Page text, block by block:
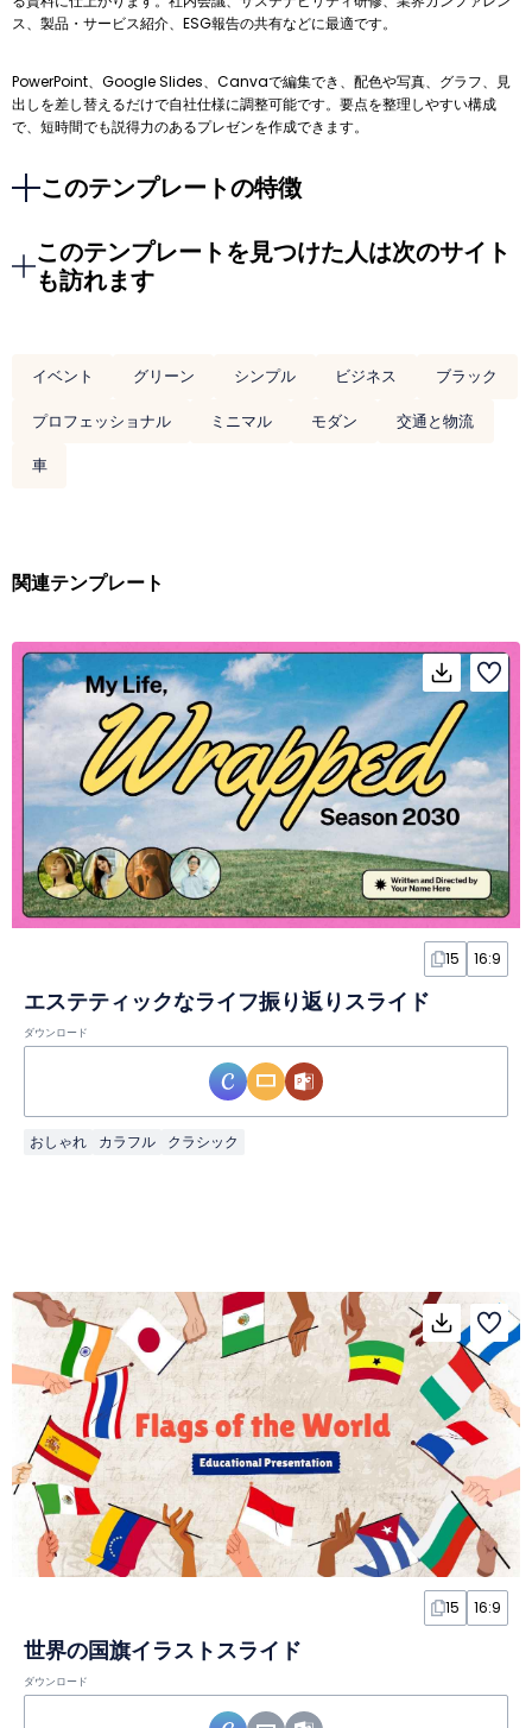
ス、製品・サービス紹介、ESG報告の共有などに最適です。
PowerPoint、Google Slides、Canvaで編集でき、配色や写真、グラフ、見
出しを差し替えるだけで自社仕様に調整可能です。要点を整理しやすい構成
で、短時間でも説得力のあるプレゼンを作成できます。
このテンプレートの特徴
このテンプレートを見つけた人は次のサイト
も訪れます
イベント グリーン シンプル ビジネス
ブラック
プロフェッショナル
ミニマル モダン
交通と物流
車
関連テンプレート
15 16:9
エステティックなライフ振り返りスライド
ダウンロード
おしゃれ カラフル クラシック
15 16:9
世界の国旗イラストスライド
ダウンロード